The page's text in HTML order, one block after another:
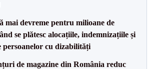
mai devreme pentru milioane de
se plătesc alocațiile, indemnizațiile și
cu dizabilități
de magazine din România reduc